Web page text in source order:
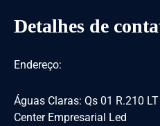
Detalhes de
Endereço:
Águas Claras: Qs 01 R.210
Center Empresarial Led